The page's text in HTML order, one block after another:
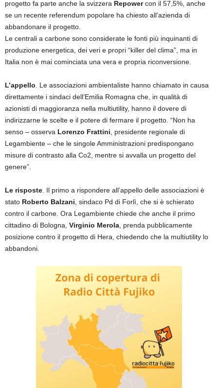
progetto fa parte anche la svizzera Repowercon il 57,5%, anche
se un recente referendum popolare ha chiesto all’azienda di
abbandonare il progetto.
Le centrali a carbone sono considerate le fonti più inquinanti di
produzione energetica, dei veri e propri “killer del clima”, ma in
Italia non è mai cominciata una vera e propria riconversione.
L’appello . Le associazioni ambientaliste hanno chiamato in causa
direttamente i sindaci dell’Emilia Romagna che, in qualità di
azionisti di maggioranza nella multiutility, hanno il dovere di
indirizzarne le scelte e il potere di fermare il progetto. “Non ha
senso – osserva Lorenzo Frattini , presidente regionale di
Legambiente – che le singole Amministrazioni predispongano
misure di contrasto alla Co2, mentre si avvalla un progetto del
genere”.
Le risposte . Il primo a rispondere all’appello delle associazioni è
stato Roberto Balzani , sindaco Pd di Forlì, che si è schierato
contro il carbone. Ora Legambiente chiede che anche il primo
cittadino di Bologna, Virginio Merola , prenda pubblicamente
posizione contro il progetto di Hera, chiedendo che la multiutility lo
abbandoni.